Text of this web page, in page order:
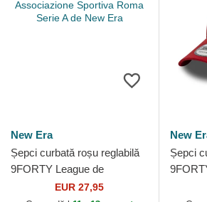
New Era
Șepci curbată roșu reglabilă
9FORTY League de
Associazione Sportiva Roma
EUR 27,95
New
Șepci